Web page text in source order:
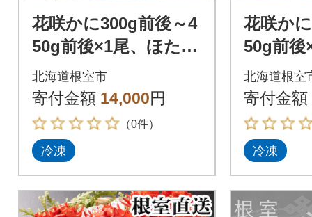
花咲かに300g前後～4
50g前後×1尾、ほたて
貝柱200g A-36063
北海道根室市
寄付金額 14,000円
（0件）
冷凍
花咲か
50g前後
貝柱
北海道根室
寄付金額
冷凍